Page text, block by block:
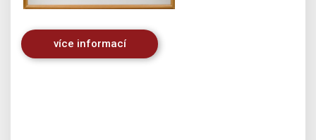
více informací